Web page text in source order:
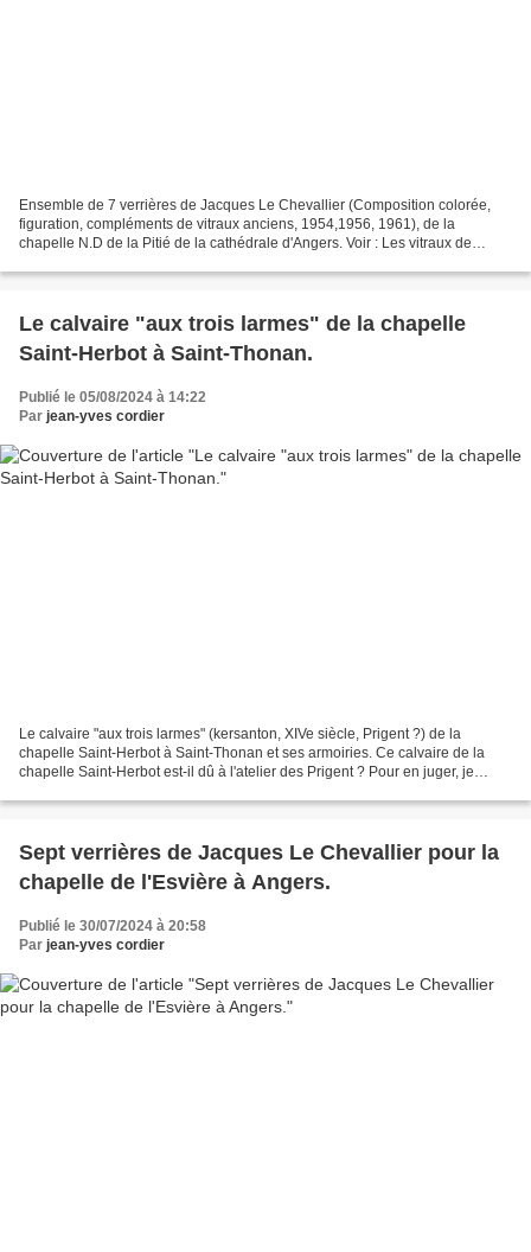
Ensemble de 7 verrières de Jacques Le Chevallier (Composition colorée,
figuration, compléments de vitraux anciens, 1954,1956, 1961), de la
chapelle N.D de la Pitié de la cathédrale d'Angers. Voir : Les vitraux de
Le calvaire "aux trois larmes" de la chapelle
Saint-Herbot à Saint-Thonan.
Publié le 05/08/2024 à 14:22
Par jean-yves cordier
Le calvaire "aux trois larmes" (kersanton, XIVe siècle, Prigent ?) de la
chapelle Saint-Herbot à Saint-Thonan et ses armoiries. Ce calvaire de la
chapelle Saint-Herbot est-il dû à l'atelier des Prigent ? Pour en juger, je
Sept verrières de Jacques Le Chevallier pour la
chapelle de l'Esvière à Angers.
Publié le 30/07/2024 à 20:58
Par jean-yves cordier